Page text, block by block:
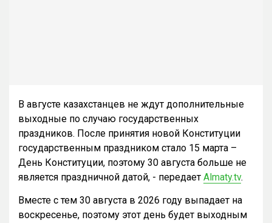
В августе казахстанцев не ждут дополнительные
выходные по случаю государственных
праздников. После принятия новой Конституции
государственным праздником стало 15 марта –
День Конституции, поэтому 30 августа больше не
является праздничной датой, - передает Almaty.tv.
Вместе с тем 30 августа в 2026 году выпадает на
воскресенье, поэтому этот день будет выходным